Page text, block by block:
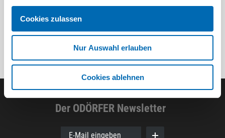
Cookies zulassen
Nur Auswahl erlauben
Cookies ablehnen
Der ODÖRFER Newsletter
E-Mail eingeben